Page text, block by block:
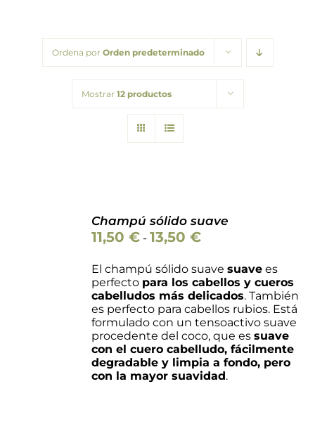
Packs regalo
Talleres
Ordena por Orden predeterminado
Mostrar 12 productos
SELECCIONAR
PRODUCTO
MÚLTIPLES
VARIANTES.
OPCIONES
Champú sólido suave
11,50€ - 13,50€Rango
desde
11,50 €
hasta
13,50 €
El champú sólido suavesuave es
perfecto para los cabellos y cueros
cabelludos más delicados. También
es perfecto para cabellos rubios. Está
formulado con un tensoactivo suave
procedente del coco, que essuave
con el cuero cabelludo,fácilmente
degradabley limpia a fondo, pero
con la mayor suavidad.